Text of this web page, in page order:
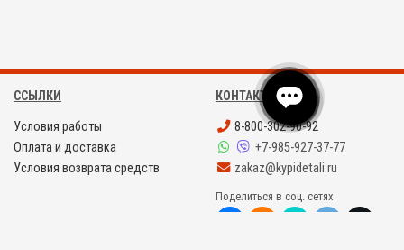
ССЫЛКИ
Условия работы
Оплата и доставка
Условия возврата средств
КОНТАКТЫ
8-800-302-90-92
+7-985-927-37-77
zakaz@kypidetali.ru
Поделиться в соц. сетях